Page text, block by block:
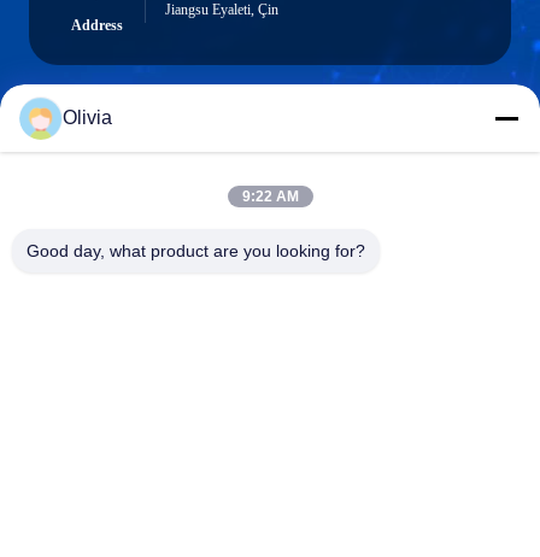
Address
Jiangsu Eyaleti, Çin
info@longlivedmetal.com
Olivia
9:22 AM
Good day, what product are you looking for?